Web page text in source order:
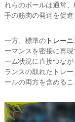
れらのボールは通常
手の筋肉の発達を促進
一方、標準のトレー
ーマンスを密接に再
ーム状況に直接つな
ランスの取れたトレ
ールの両方を含める